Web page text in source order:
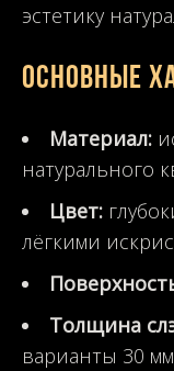
эстетику
Основные
Материал:
натурального
Цвет:
лёгкими
Толщина
варианты 30